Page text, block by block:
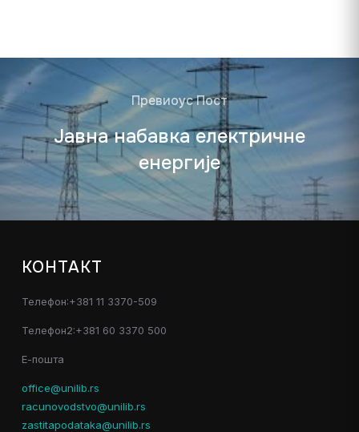
Превиоус Пост
Јавна набавка електричне
енергије
КОНТАКТ
Телефон:+381 11 3370-509
Телефон2:+381 60 3370 500
Е-пошта
office@unilib.rs
racunovodstvo@unilib.rs
zastitapodataka@unilib.rs